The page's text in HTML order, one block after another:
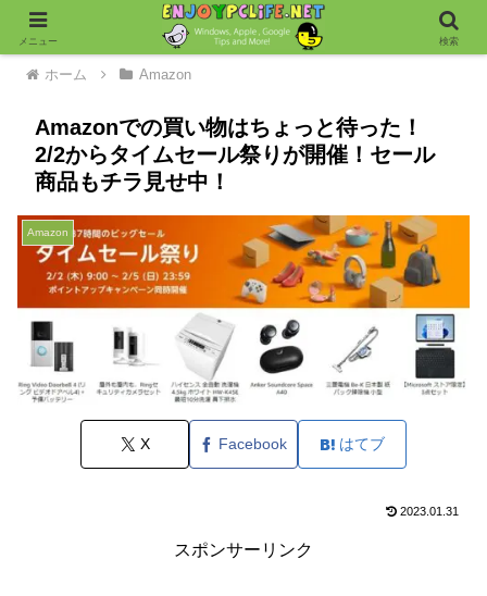
ホーム Amazon
Amazonでの買い物はちょっと待った！
2/2からタイムセール祭りが開催！セール
商品もチラ見せ中！
Amazon
X Facebook はてブ
2023.01.31
スポンサーリンク
メニュー 検索